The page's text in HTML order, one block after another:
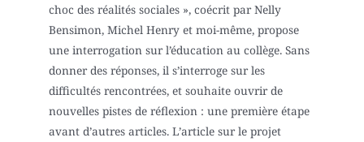
choc des réalités sociales », coécrit par Nelly
Bensimon, Michel Henry et moi-même, propose
une interrogation sur l’éducation au collège. Sans
donner des réponses, il s’interroge sur les
difficultés rencontrées, et souhaite ouvrir de
nouvelles pistes de réflexion : une première étape
avant d’autres articles. L’article sur le projet